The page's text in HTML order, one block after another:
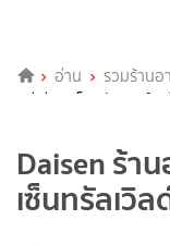
อ่าน รวมร้านอ
พรีเมียม เซ็นทรัลเวิลด์
Daisen ร้า
เซ็นทรัลเวิ